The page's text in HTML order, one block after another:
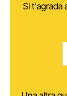
Si t'agrada